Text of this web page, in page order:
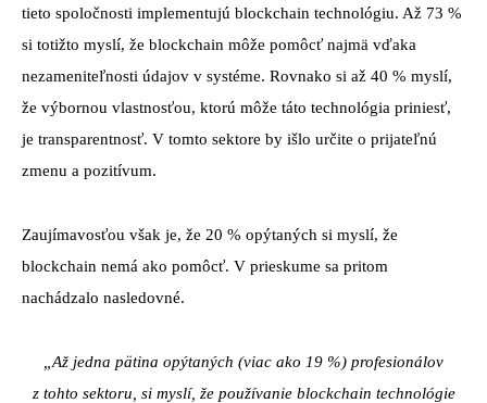
tieto spoločnosti implementujú blockchain technológiu. Až 73 %
si totižto myslí, že blockchain môže pomôcť najmä vďaka
nezameniteľnosti údajov v systéme. Rovnako si až 40 % myslí,
že výbornou vlastnosťou, ktorú môže táto technológia priniesť,
je transparentnosť. V tomto sektore by išlo určite o prijateľnú
zmenu a pozitívum.
Zaujímavosťou však je, že 20 % opýtaných si myslí, že
blockchain nemá ako pomôcť. V prieskume sa pritom
nachádzalo nasledovné.
„Až jedna pätina opýtaných (viac ako 19 %) profesionálov
z tohto sektoru, si myslí, že používanie blockchain technológie